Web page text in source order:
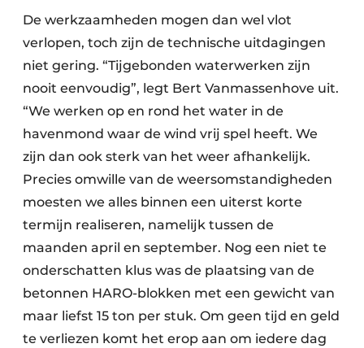
De werkzaamheden mogen dan wel vlot
verlopen, toch zijn de technische uitdagingen
niet gering. “Tijgebonden waterwerken zijn
nooit eenvoudig”, legt Bert Vanmassenhove uit.
“We werken op en rond het water in de
havenmond waar de wind vrij spel heeft. We
zijn dan ook sterk van het weer afhankelijk.
Precies omwille van de weersomstandigheden
moesten we alles binnen een uiterst korte
termijn realiseren, namelijk tussen de
maanden april en september. Nog een niet te
onderschatten klus was de plaatsing van de
betonnen HARO-blokken met een gewicht van
maar liefst 15 ton per stuk. Om geen tijd en geld
te verliezen komt het erop aan om iedere dag